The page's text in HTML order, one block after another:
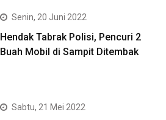
Senin, 20 Juni 2022
Hendak Tabrak Polisi, Pencuri 2
Buah Mobil di Sampit Ditembak
Sabtu, 21 Mei 2022